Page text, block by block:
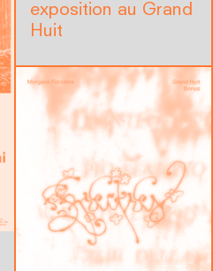
exposition au Grand
Huit